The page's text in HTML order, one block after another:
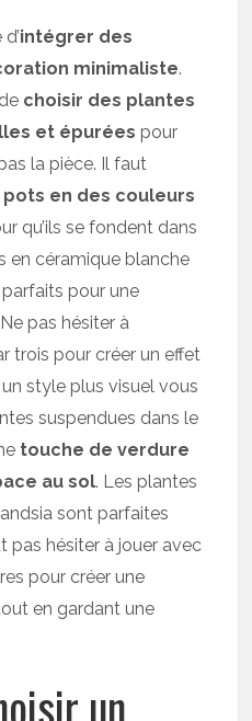
intégrer des
minimaliste.
choisir des plantes
et épurées pour
la pièce. Il faut
en des couleurs
qu’ils se fondent dans
en céramique blanche
pour une
pas hésiter à
trois pour créer un effet
style plus visuel vous
suspendues dans le
touche de verdure
au sol. Les plantes
sont parfaites
pas hésiter à jouer avec
pour créer une
en gardant une
un